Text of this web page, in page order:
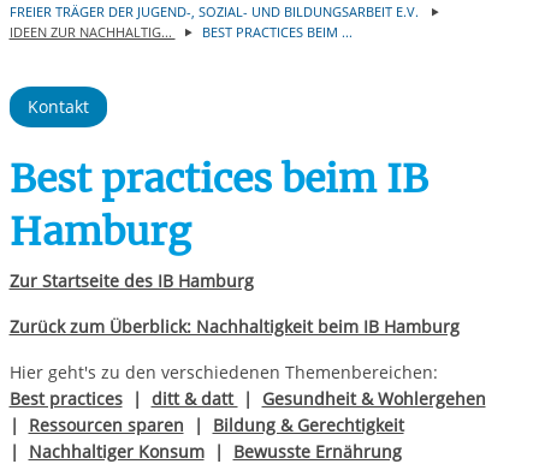
FREIER TRÄGER DER JUGEND-, SOZIAL- UND BILDUNGSARBEIT E.V.
IDEEN ZUR NACHHALTIG...
BEST PRACTICES BEIM ...
Kontakt
Best practices beim IB
Hamburg
Zur Startseite des IB Hamburg
Zurück zum Überblick: Nachhaltigkeit beim IB Hamburg
Hier geht's zu den verschiedenen Themenbereichen:
Best practices| ditt & datt | Gesundheit & Wohlergehen
| Ressourcen sparen | Bildung & Gerechtigkeit
| Nachhaltiger Konsum| Bewusste Ernährung